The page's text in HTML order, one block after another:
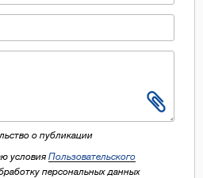
о публикации
условия Пользовательского
персональных данных